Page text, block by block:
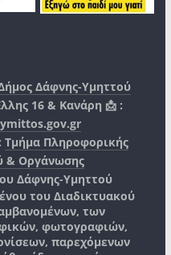
Δάφνης-Υμηττού
16 & Κανάρη 📩 :
Τμήμα Πληροφορικής
& Οργάνωσης
Δάφνης-Υμηττού
του Διαδικτυακού
των
φωτογραφιών,
παρεχόμενων